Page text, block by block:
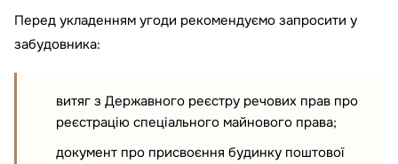
Перед укладенням угоди рекомендуємо запросити у
забудовника:
витяг з Державного реєстру речових прав про
реєстрацію спеціального майнового права;
документ про присвоєння будинку поштової